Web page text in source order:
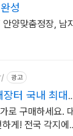
성
양맞춤정장, 남
광고
터 국내 최대
로 구매하세요.
게! 전국 각지에